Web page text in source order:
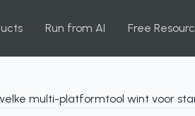
Run from AI Free